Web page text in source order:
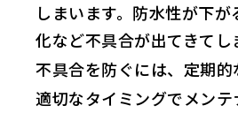
しまいます。防水性が下
化など不具合が出てきてし
不具合を防ぐには、定期
適切なタイミングでメン